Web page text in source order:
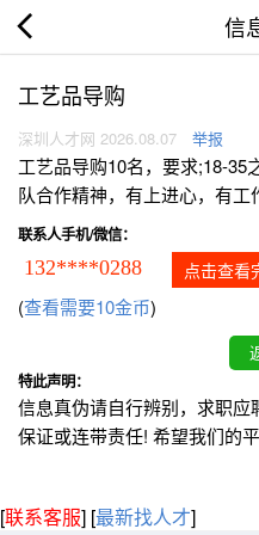
信
工艺品导购
深圳人才网 2026.08.07 举报
工艺品导购10名，要求;18-35
队合作精神，有上进心，有工
联系人手机/微信：
132****0288 点击查看
(查看需要10金币)
特此声明：
信息真伪请自行辨别，求职
保证或连带责任! 希望我们的
[联系客服] [最新找人才]